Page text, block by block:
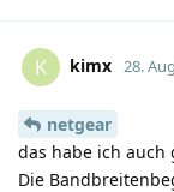
K kimx 28.
netgear
das habe ich
Die